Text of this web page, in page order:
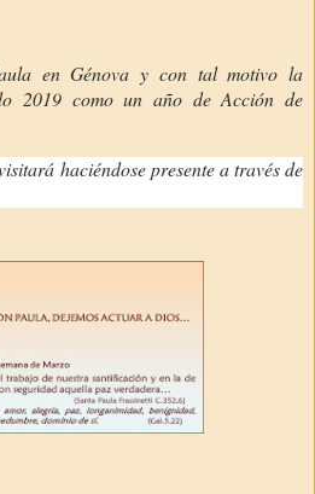
en Génova y con tal motivo la
2019 como un año de Acción de
haciéndose presente a través de